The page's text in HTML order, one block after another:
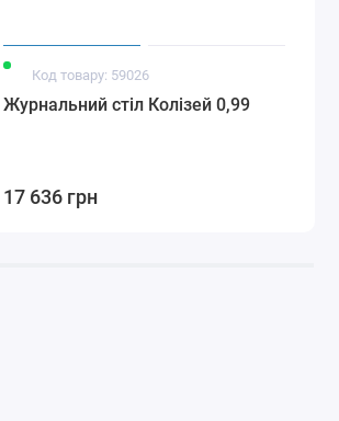
Код товару: 59026
Журнальний стіл Колізей 0,99
17 636 грн